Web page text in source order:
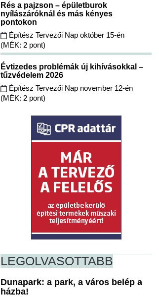
Rés a pajzson – épületburok
nyílászáróknál és más kényes
pontokon
Építész Tervezői Nap október 15-én
(MÉK: 2 pont)
Évtizedes problémák új kihívásokkal –
tűzvédelem 2026
Építész Tervezői Nap november 12-én
(MÉK: 2 pont)
LEGOLVASOTTABB
Dunapark: a park, a város belép a
házba!